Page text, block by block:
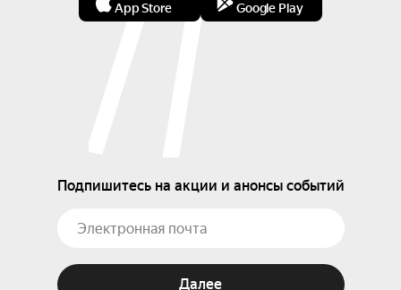
App Store Google Play
Подпишитесь на акции и анонсы событий
Далее